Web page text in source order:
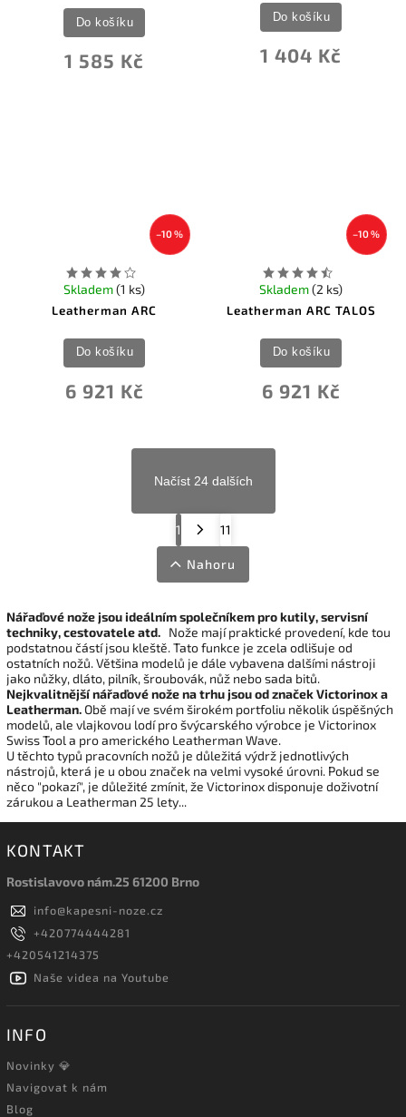
1 585 Kč
Do košíku
1 404 Kč
Do košíku
–10 %
Leatherman ARC
Skladem(1 ks)
6 921 Kč
Do košíku
–10 %
Leatherman ARC TALOS
Skladem(2 ks)
6 921 Kč
Do košíku
Načíst 24 dalších
1 11
Nahoru
Nářaďové nože jsou ideálním společníkem pro kutily, servisní
techniky, cestovatele atd. Nože mají praktické provedení, kde tou
podstatnou částí jsou kleště. Tato funkce je zcela odlišuje od
ostatních nožů. Většina modelů je dále vybavena dalšími nástroji
jako nůžky, dláto, pilník, šroubovák, nůž nebo sada bitů.
Nejkvalitnější nářaďové nože na trhu jsou od značek Victorinox a
Leatherman.Obě mají ve svém širokém portfoliu několik úspěšných
modelů, ale vlajkovou lodí pro švýcarského výrobce je Victorinox
Swiss Tool a pro amerického Leatherman Wave.
U těchto typů pracovních nožů je důležitá výdrž jednotlivých
nástrojů, která je u obou značek na velmi vysoké úrovni. Pokud se
něco "pokazí", je důležité zmínit, že Victorinox disponuje doživotní
zárukou a Leatherman 25 lety...
KONTAKT
Rostislavovo nám.25 61200 Brno
info@kapesni-noze.cz
+420774444281
+420541214375
Naše videa na Youtube
INFO
Novinky 💎
Navigovat k nám
Blog